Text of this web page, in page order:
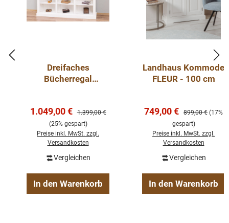
Dreifaches
Bücherregal
individuell &
hochwertig weiss
Verkaufspreis:
1.049,00 € Regulärer Preis:
1.399,00 €
(25% gespart)
Preise inkl. MwSt. zzgl.
Versandkosten
Vergleichen
In den Warenkorb
Landhaus Kommode
FLEUR - 100 cm
Verkaufspreis:
749,00 € Regulärer Preis:
899,00 € (17%
gespart)
Preise inkl. MwSt. zzgl.
Versandkosten
Vergleichen
In den Warenkorb